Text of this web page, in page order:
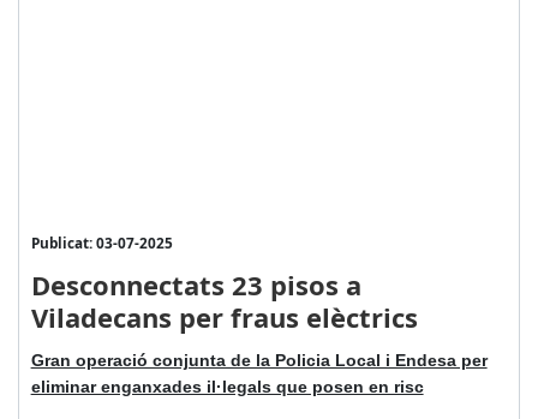
Publicat: 03-07-2025
Desconnectats 23 pisos a
Viladecans per fraus elèctrics
Gran operació conjunta de la Policia Local i Endesa per
eliminar enganxades il·legals que posen en risc